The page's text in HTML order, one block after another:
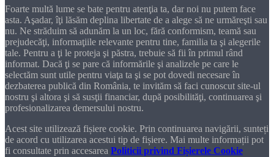
Foarte multă lume se bate pentru atenţia ta, dar noi nu putem face
asta. Aşadar, îţi lăsăm deplina libertate de a alege să ne urmăreşti sau
nu. Ne străduim să adunăm la un loc, fără conformism, teamă sau
prejudecăţi, informaţiile relevante pentru tine, familia ta şi alegerile
tale. Pentru a ţi le proteja şi păstra, trebuie să fii în primul rând
informat. Dacă ţi se pare că informările şi analizele pe care le
selectăm sunt utile pentru viaţa ta şi se pot dovedi necesare în
dezbaterea publică din România, te invităm să faci cunoscut site-ul
nostru şi altora şi să susţii financiar, după posibilităţi, continuarea şi
profesionalizarea demersului nostru.
Acest site utilizează fișiere cookie. Prin continuarea navigării, sunteți
de acord cu utilizarea acestui tip de fișiere. Mai multe informații pot
fi consultate prin accesarea Politicii privind Fișierele Cookie